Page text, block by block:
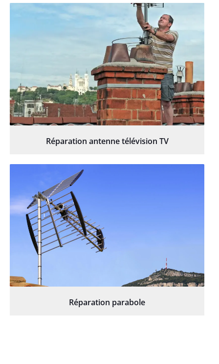
Réparation antenne télévision TV
Réparation parabole